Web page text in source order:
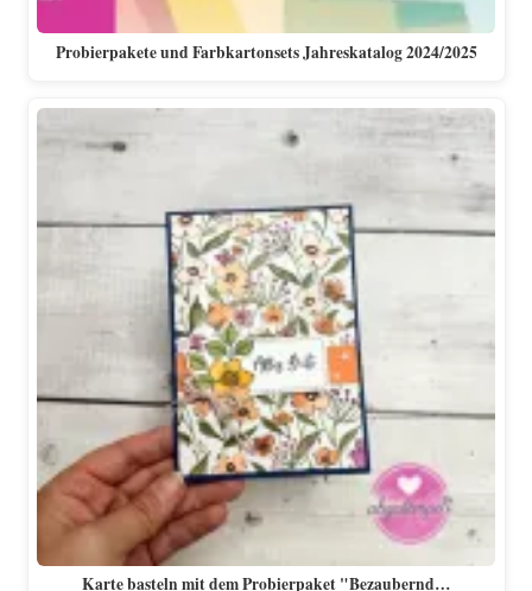
Probierpakete und Farbkartonsets Jahreskatalog 2024/2025
Karte basteln mit dem Probierpaket "Bezaubernd…